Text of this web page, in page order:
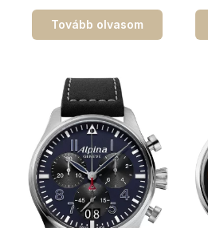
Tovább olvasom